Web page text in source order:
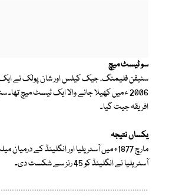
سو ٹیسٹ میچ
سٹیفن فلیمنگ، جیک کیلس اور شان پولک نے ایک
2006 ء میں کھیلا جانے والا ایک ٹیسٹ میچ
افریقہ جیت گیا۔
یکساں نتیجہ
مارچ 1877ء میں آسٹریلیا اور انگلینڈ
آسٹریلیا نے انگلینڈ کو 45 رنز سے شکست دی۔